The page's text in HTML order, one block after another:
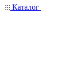
Каталог